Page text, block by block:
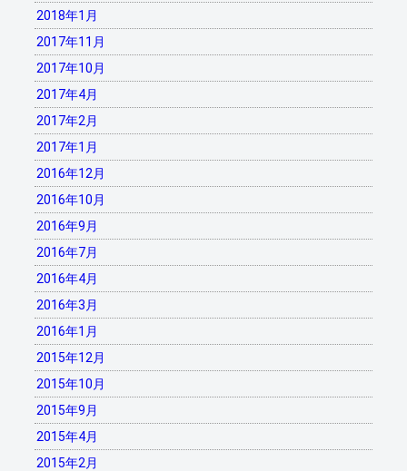
2018年1月
2017年11月
2017年10月
2017年4月
2017年2月
2017年1月
2016年12月
2016年10月
2016年9月
2016年7月
2016年4月
2016年3月
2016年1月
2015年12月
2015年10月
2015年9月
2015年4月
2015年2月